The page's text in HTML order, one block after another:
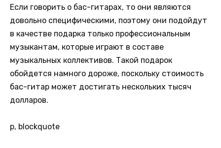
Если говорить о бас-гитарах, то они являются
довольно специфическими, поэтому они подойдут
в качестве подарка только профессиональным
музыкантам, которые играют в составе
музыкальных коллективов. Такой подарок
обойдется намного дороже, поскольку стоимость
бас-гитар может достигать нескольких тысяч
долларов.
p, blockquote